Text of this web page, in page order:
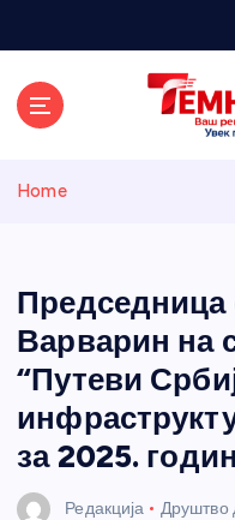
Home
Варварин на
“Путеви
за 2025.
Редакција Друштво